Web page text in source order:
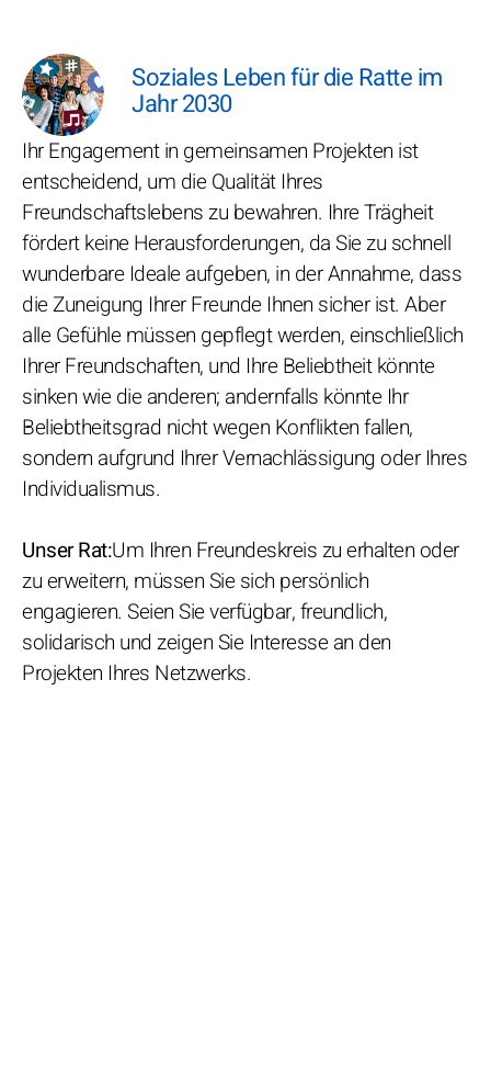
Soziales Leben für die Ratte im
Jahr 2030
Ihr Engagement in gemeinsamen Projekten ist
entscheidend, um die Qualität Ihres
Freundschaftslebens zu bewahren. Ihre Trägheit
fördert keine Herausforderungen, da Sie zu schnell
wunderbare Ideale aufgeben, in der Annahme, dass
die Zuneigung Ihrer Freunde Ihnen sicher ist. Aber
alle Gefühle müssen gepflegt werden, einschließlich
Ihrer Freundschaften, und Ihre Beliebtheit könnte
sinken wie die anderen; andernfalls könnte Ihr
Beliebtheitsgrad nicht wegen Konflikten fallen,
sondern aufgrund Ihrer Vernachlässigung oder Ihres
Individualismus.
Unser Rat:Um Ihren Freundeskreis zu erhalten oder
zu erweitern, müssen Sie sich persönlich
engagieren. Seien Sie verfügbar, freundlich,
solidarisch und zeigen Sie Interesse an den
Projekten Ihres Netzwerks.